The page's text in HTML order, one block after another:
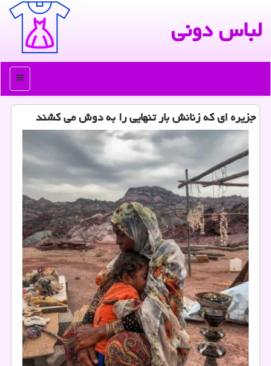
لباس دونی
منو
جزیره ای كه زنانش بار تنهایی را به دوش می كشند